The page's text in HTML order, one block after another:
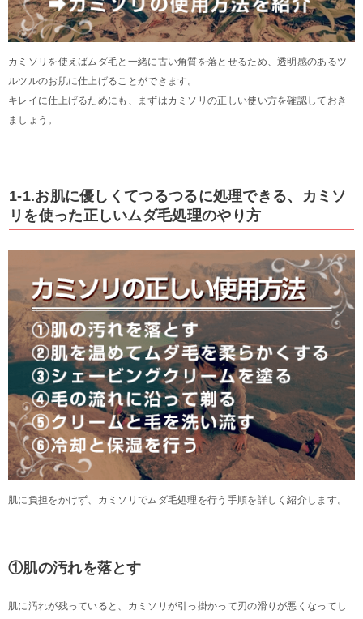
カミソリを使えばムダ毛と一緒に古い角質を落とせるため、透明感のあるツ
ルツルのお肌に仕上げることができます。
キレイに仕上げるためにも、まずはカミソリの正しい使い方を確認しておき
ましょう。
1-1.お肌に優しくてつるつるに処理できる、カミソ
リを使った正しいムダ毛処理のやり方
肌に負担をかけず、カミソリでムダ毛処理を行う手順を詳しく紹介します。
①肌の汚れを落とす
肌に汚れが残っていると、カミソリが引っ掛かって刃の滑りが悪くなってし